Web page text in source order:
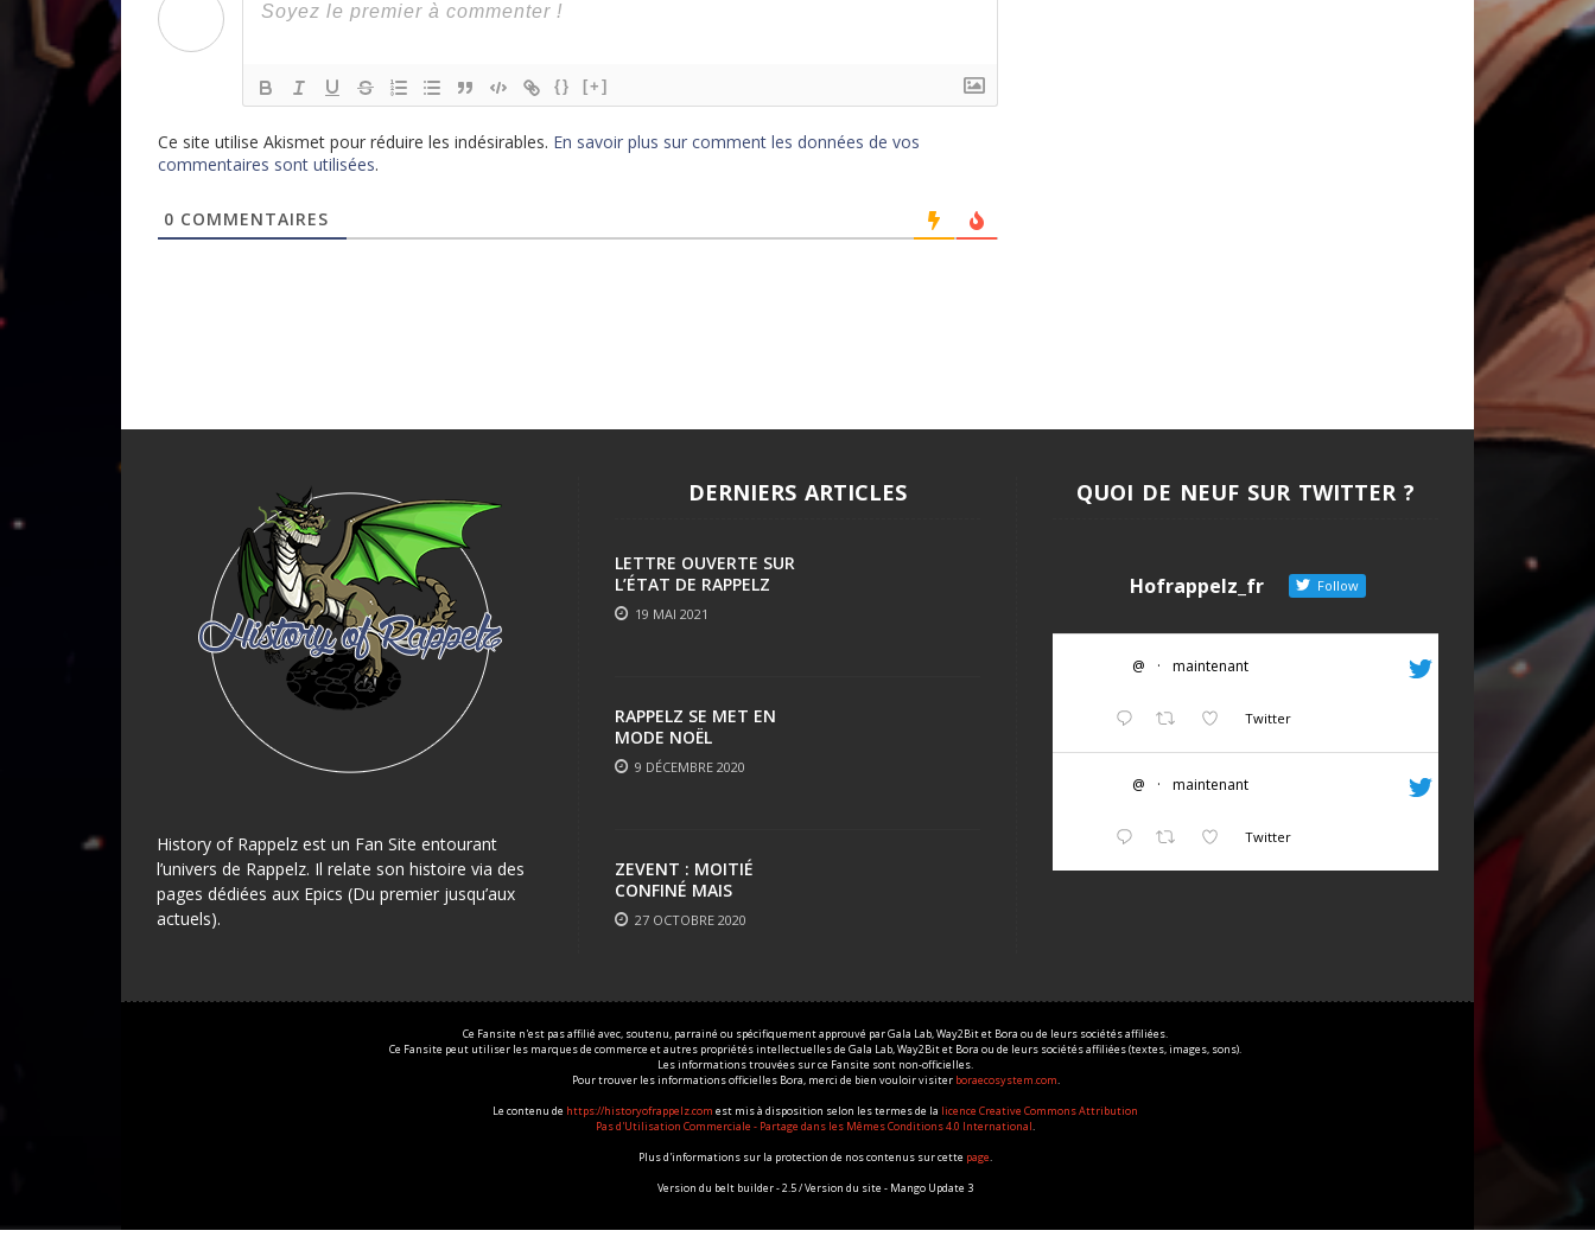
{} [+]
Ce site utilise Akismet pour réduire les indésirables. En savoir plus sur comment les données de vos
commentaires sont utilisées.
0 COMMENTAIRES
History of Rappelz est un Fan Site entourant
l’univers de Rappelz. Il relate son histoire via des
pages dédiées aux Epics (Du premier jusqu’aux
actuels).
DERNIERS ARTICLES
LETTRE OUVERTE SUR
L’ÉTAT DE RAPPELZ
19 MAI 2021
RAPPELZ SE MET EN
MODE NOËL
9 DÉCEMBRE 2020
ZEVENT : MOITIÉ
CONFINÉ MAIS
TOUJOURS AUSSI FUN
27 OCTOBRE 2020
QUOI DE NEUF SUR TWITTER ?
Hofrappelz_fr Follow
@ · maintenant
Twitter
@ · maintenant
Twitter
Ce Fansite n'est pas affilié avec, soutenu, parrainé ou spécifiquement approuvé par Gala Lab, Way2Bit et Bora ou de leurs sociétés affiliées.
Ce Fansite peut utiliser les marques de commerce et autres propriétés intellectuelles de Gala Lab, Way2Bit et Bora ou de leurs sociétés affiliées (textes, images, sons).
Les informations trouvées sur ce Fansite sont non-officielles.
Pour trouver les informations officielles Bora, merci de bien vouloir visiter boraecosystem.com.
Le contenu de https://historyofrappelz.com est mis à disposition selon les termes de la licence Creative Commons Attribution
Pas d'Utilisation Commerciale - Partage dans les Mêmes Conditions 4.0 International.
Plus d'informations sur la protection de nos contenus sur cette page.
Version du belt builder - 2.5 / Version du site - Mango Update 3